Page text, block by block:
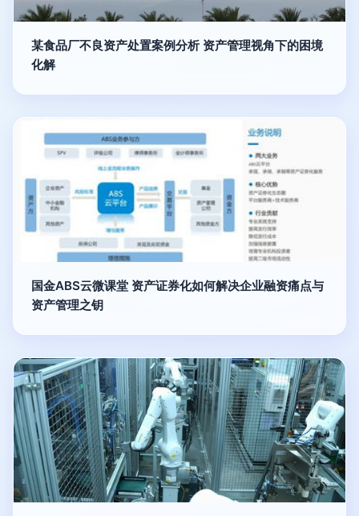
某食品厂不良资产处置案例分析 资产管理视角下的困境
化解
国金ABS云微课堂 资产证券化如何解决企业融资痛点与
资产管理之钥